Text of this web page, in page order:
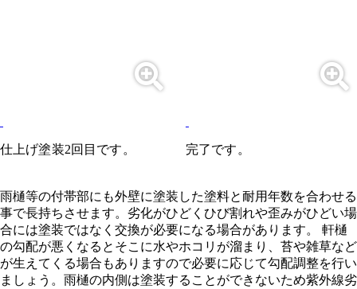
仕上げ塗装2回目です。 完了です。
雨樋等の付帯部にも外壁に塗装した塗料と耐用年数を合わせる
事で長持ちさせます。劣化がひどくひび割れや歪みがひどい場
合には塗装ではなく交換が必要になる場合があります。 軒樋
の勾配が悪くなるとそこに水やホコリが溜まり、苔や雑草など
が生えてくる場合もありますので必要に応じて勾配調整を行い
ましょう。雨樋の内側は塗装することができないため紫外線劣